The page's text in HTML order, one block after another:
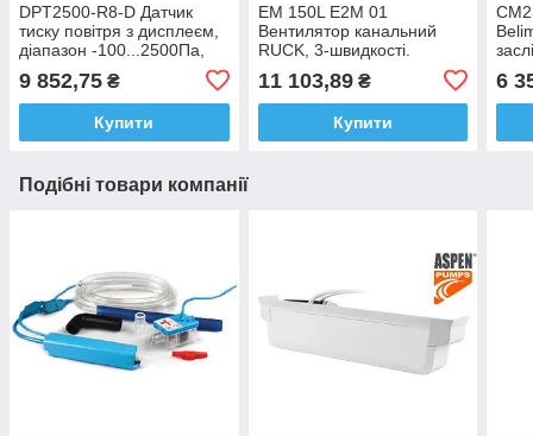
DPT2500-R8-D Датчик
тиску повітря з дисплеєм,
діапазон -100...2500Па,
(Фінляндія)
9 852,75 ₴
Купити
EM 150L E2M 01
Вентилятор канальний
RUCK, 3-швидкості.
11 103,89₴
Купити
6
Подібні товари компанії